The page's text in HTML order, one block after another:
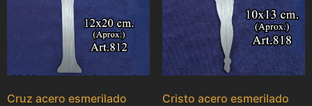
Cruz acero esmerilado Cristo acero esmerilado